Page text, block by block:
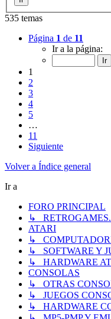
535 temas
Página 1 de 11
Ir a la página:
1
2
3
4
5
…
11
Siguiente
Volver a Índice general
Ir a
FORO PRINCIPAL
↳
ATARI
↳
↳ SOFTWARE Y
↳ HARDWARE
CONSOLAS
↳ OTRAS
↳ JUEGOS
↳ HARDWARE